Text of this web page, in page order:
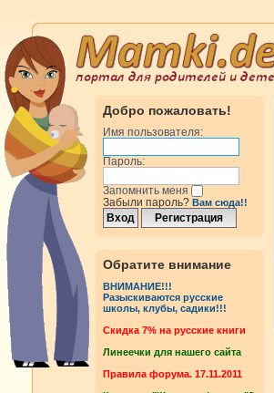
Добро пожаловать!
Имя пользователя:
Пароль:
Запомнить меня
Забыли пароль? Вам сюда!!
Обратите внимание
ВНИМАНИЕ!!!
Разыскиваются русские
школы, клубы, садики!!!
Cкидка 7% на русские книги
Линеечки для нашего сайта
Правила форума. 17.11.2011